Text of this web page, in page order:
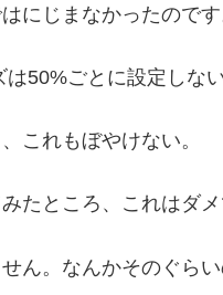
にじまなかったのです
50%ごとに設定しな
これもぼやけない。
たところ、これはダメ
ん。なんかそのぐら